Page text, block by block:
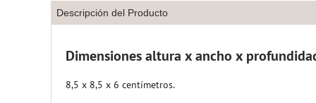
Descripción del Producto
Dimensiones altura x ancho x
8,5 x 8,5 x 6 centímetros.